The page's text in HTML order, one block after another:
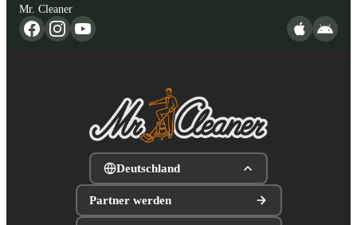
Mr. Cleaner
Deutschland
Partner werden